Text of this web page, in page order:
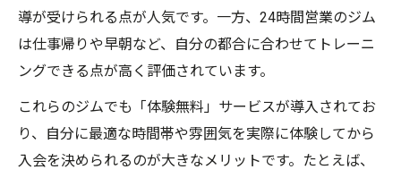
導が受けられる点が人気です。一方、24時間営業のジム
は仕事帰りや早朝など、自分の都合に合わせてトレーニ
ングできる点が高く評価されています。
これらのジムでも「体験無料」サービスが導入されてお
り、自分に最適な時間帯や雰囲気を実際に体験してから
入会を決められるのが大きなメリットです。たとえば、